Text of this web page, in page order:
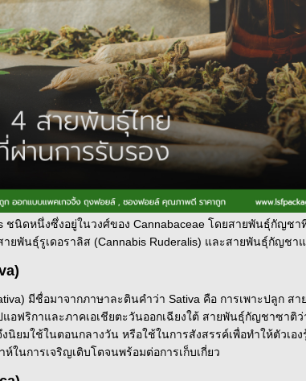
ชนิดหนึ่งซึ่งอยู่ในวงศ์ของ Cannabaceae โดยสายพันธ์ุกัญช
ายพันธุ์รูเดอราลิส (Cannabis Ruderalis) และสายพันธุ์กัญชา
มีชื่อมาจากภาษาละตินคำว่า Sativa คือ การเพาะปลูก
อฟริกาและภาคเอเชียตะวันออกเฉียงใต้ สายพันธุ์กัญชาซาติ
ยมใช้ในตอนกลางวัน หรือใช้ในการสังสรรค์เพื่อทำให้ตัวเ
ในการเจริญเติบโตจนพร้อมต่อการเก็บเกี่ยว